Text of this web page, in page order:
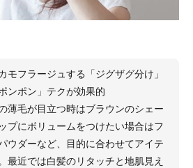
モフラージュする「ジグザグ分け」
ンポン」テクが効果的
薄毛が目立つ時はブラウンのシェー
プにボリュームをつけたい場合はフ
ウダーなど、目的に合わせてアイテ
最近では白髪のリタッチと地肌見え